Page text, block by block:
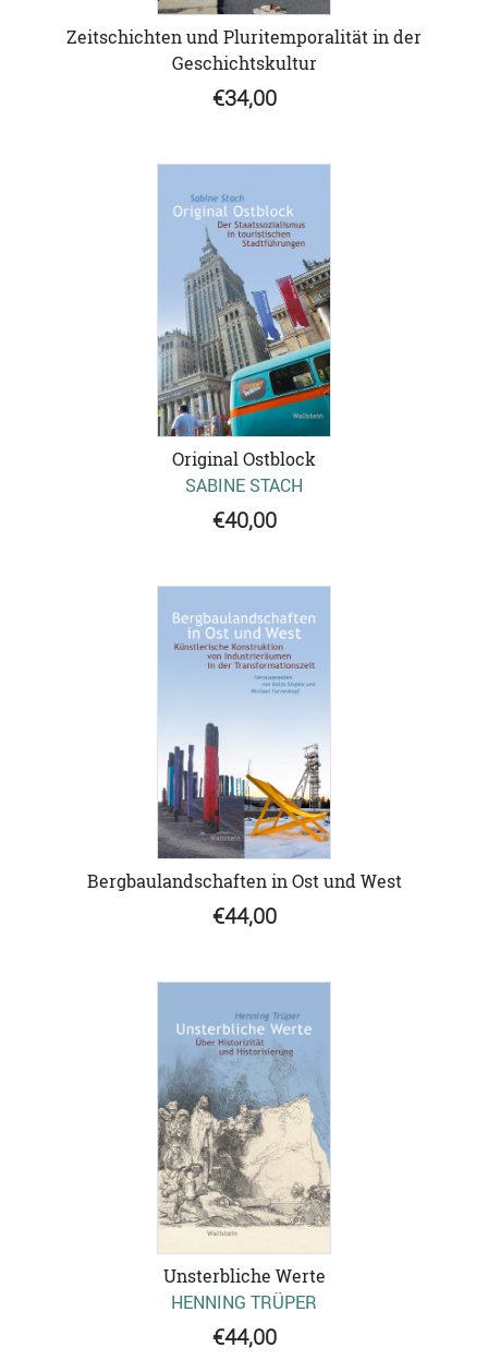
Zeitschichten und Pluritemporalität in der
Geschichtskultur
€34,00
Original Ostblock
SABINE STACH
€40,00
Bergbaulandschaften in Ost und West
€44,00
Unsterbliche Werte
HENNING TRÜPER
€44,00